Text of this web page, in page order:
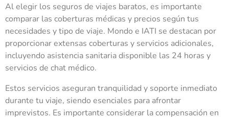
Al elegir los seguros de viajes baratos, es importante
comparar las coberturas médicas y precios según tus
necesidades y tipo de viaje. Mondo e IATI se destacan por
proporcionar extensas coberturas y servicios adicionales,
incluyendo asistencia sanitaria disponible las 24 horas y
servicios de chat médico.
Estos servicios aseguran tranquilidad y soporte inmediato
durante tu viaje, siendo esenciales para afrontar
imprevistos. Es importante considerar la compensación en